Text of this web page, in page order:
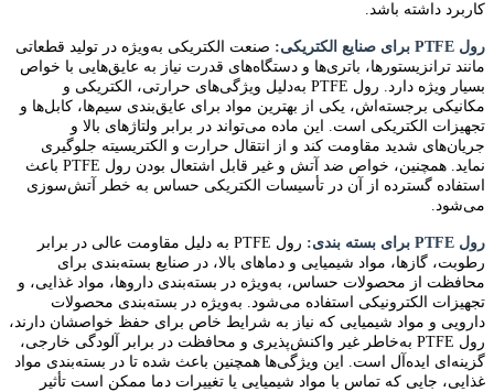
کاربرد داشته باشد.
رول PTFE برای صنایع الکتریکی:
صنعت الکتریکی به‌ویژه در تولید قطعاتی
مانند ترانزیستورها، باتری‌ها و دستگاه‌های قدرت نیاز به عایق‌هایی با خواص
بسیار ویژه دارد. رول PTFE به‌دلیل ویژگی‌های حرارتی، الکتریکی و
مکانیکی برجسته‌اش، یکی از بهترین مواد برای عایق‌بندی سیم‌ها، کابل‌ها و
تجهیزات الکتریکی است. این ماده می‌تواند در برابر ولتاژهای بالا و
جریان‌های شدید مقاومت کند و از انتقال حرارت و الکتریسیته جلوگیری
نماید. همچنین، خواص ضد آتش و غیر قابل اشتعال بودن رول PTFE باعث
استفاده گسترده از آن در تأسیسات الکتریکی حساس به خطر آتش‌سوزی
می‌شود.
رول PTFE برای بسته‌ بندی:
رول PTFE به‌ دلیل مقاومت عالی در برابر
رطوبت، گازها، مواد شیمیایی و دماهای بالا، در صنایع بسته‌بندی برای
محافظت از محصولات حساس، به‌ویژه در بسته‌بندی داروها، مواد غذایی، و
تجهیزات الکترونیکی استفاده می‌شود. به‌ویژه در بسته‌بندی محصولات
دارویی و مواد شیمیایی که نیاز به شرایط خاص برای حفظ خواصشان دارند،
رول PTFE به‌خاطر غیر واکنش‌پذیری و محافظت در برابر آلودگی خارجی،
گزینه‌ای ایده‌آل است. این ویژگی‌ها همچنین باعث شده تا در بسته‌بندی مواد
غذایی، جایی که تماس با مواد شیمیایی یا تغییرات دما ممکن است تأثیر